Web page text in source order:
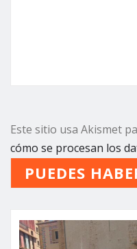
Este sitio usa Akismet
cómo se procesan los
PUEDES